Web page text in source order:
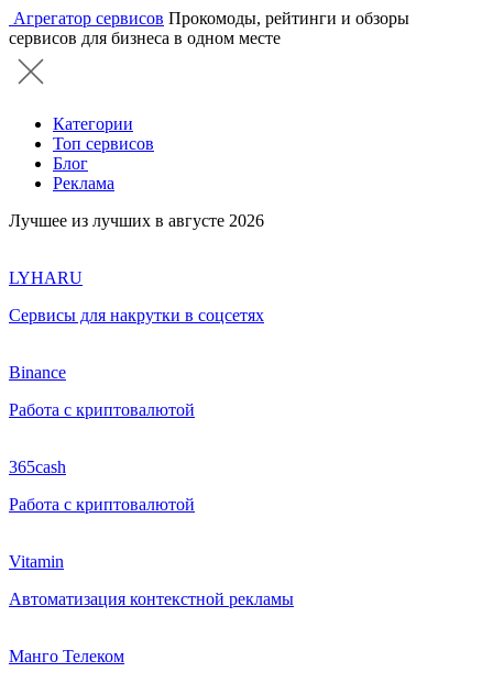
Агрегатор сервисов Прокомоды, рейтинги и обзоры
сервисов для бизнеса в одном месте
Категории
Топ сервисов
Блог
Реклама
Лучшее из лучших в августе 2026
LYHARU
Сервисы для накрутки в соцсетях
Binance
Работа с криптовалютой
365cash
Работа с криптовалютой
Vitamin
Автоматизация контекстной рекламы
Манго Телеком